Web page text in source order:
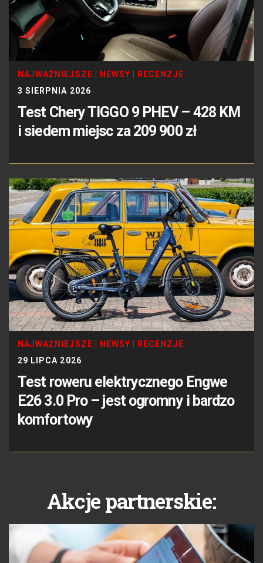
NAJWAŻNIEJSZE NEWSY
RECENZJE
3 SIERPNIA 2026
Test Chery TIGGO 9 PHEV – 428 KM
i siedem miejsc za 209 900 zł
NAJWAŻNIEJSZE NEWSY
RECENZJE
29 LIPCA 2026
Test roweru elektrycznego Engwe
E26 3.0 Pro – jest ogromny i bardzo
komfortowy
Akcje partnerskie: